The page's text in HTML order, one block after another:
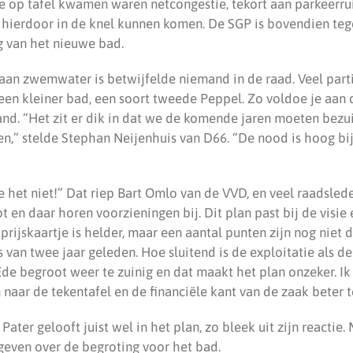
op tafel kwamen waren netcongestie, tekort aan
in de knel kunnen komen. De SGP is bovendien
het nieuwe bad.
zwemwater is betwijfelde niemand in de raad. Veel
kleiner bad, een soort tweede Peppel. Zo voldoe je aan
“Het zit er dik in dat we de komende jaren moeten
stelde Stephan Neijenhuis van D66. “De nood is hoog
het niet!” Dat riep Bart Omlo van de VVD, en veel
en daar horen voorzieningen bij. Dit plan past bij de
is helder, maar een aantal punten zijn nog niet
twee jaar geleden. Hoe sluitend is de exploitatie als
begroot weer te zuinig en dat maakt het plan onzeker.
naar de tekentafel en de financiële kant van de zaak beter
gelooft juist wel in het plan, zo bleek uit zijn reactie.
over de begroting voor het bad.